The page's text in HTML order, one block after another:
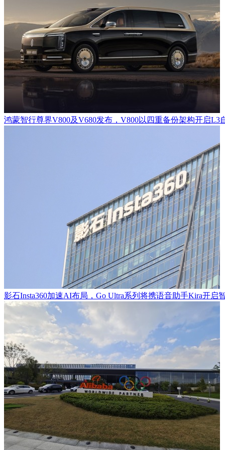
鸿蒙智行尊界V800及V680发布，V800以四重备份架构开启L3
影石Insta360加速AI布局，Go Ultra系列将携语音助手Kira开启